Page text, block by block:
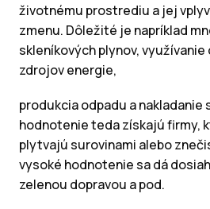
životnému prostrediu a jej
zmenu. Dôležité je napríklad
skleníkových plynov,
zdrojov energie,
produkcia odpadu a nakladanie
hodnotenie teda získajú firmy,
plytvajú surovinami alebo
vysoké hodnotenie sa dá
zelenou dopravou a pod.